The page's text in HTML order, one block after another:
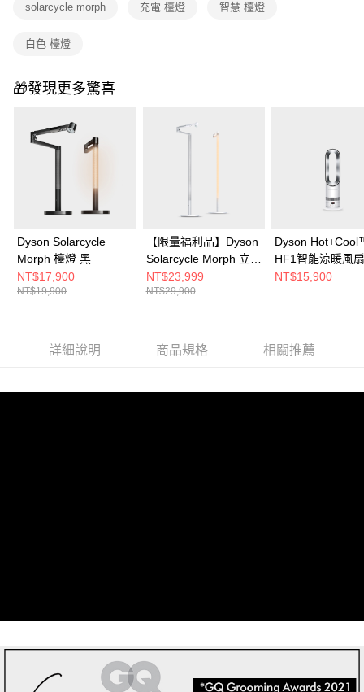
solarcycle morph 充電 檯燈 智慧 檯燈
白色 檯燈
🎁發現更多驚喜
Dyson Solarcycle
Morph 檯燈 黑
NT$17,900
NT$19,900
【限量福利品】Dyson
Solarcycle Morph 立燈
白
NT$23,999
NT$29,900
Dyson
HF1智能涼暖風扇
AM15 銀白色
NT$15,900
詳細說明 商品規格 相關推薦